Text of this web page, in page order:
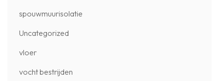
spouwmuurisolatie
Uncategorized
vloer
vocht bestrijden